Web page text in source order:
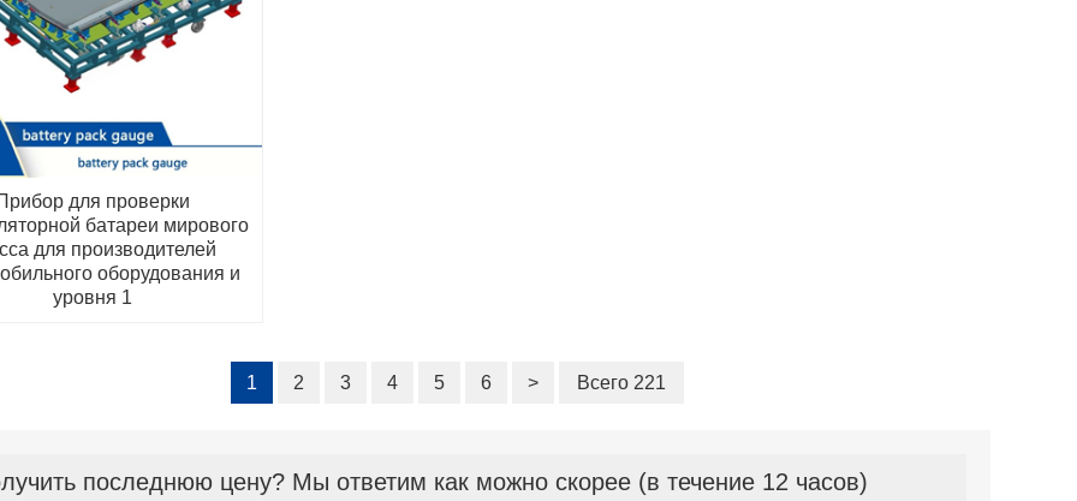
для проверки
батареи мирового
для производителей
оборудования и
уровня 1
1 2 3 4 5 6 > Всего 221
последнюю цену? Мы ответим как можно скорее (в течение 12 часов)